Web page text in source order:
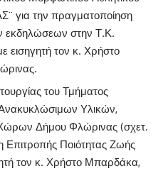
για την πραγματοποίηση
εκδηλώσεων στην Τ.Κ.
εισηγητή τον κ. Χρήστο
του Τμήματος
Υλικών,
Δήμου Φλώρινας (σχετ.
Επιτροπής Ποιότητας Ζωής
τον κ. Χρήστο Μπαρδάκα,